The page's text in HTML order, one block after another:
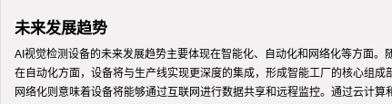
未来发展趋势
AI视觉检测设备的未来发展趋势主要体现在智能化、自动化和网络化等方面
在自动化方面，设备将与生产线实现更深度的集成，形成智能工厂的核心组
网络化则意味着设备将能够通过互联网进行数据共享和远程监控。通过云计